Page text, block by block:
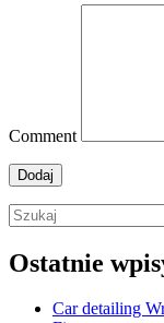
Comment
Ostatnie
Car detailing